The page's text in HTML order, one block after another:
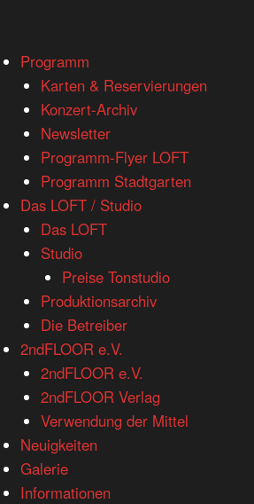
www.loftkoeln.de
navigation
Skip
content
Programm
Karten & Reservierungen
Konzert-Archiv
Newsletter
Programm-Flyer LOFT
Programm Stadtgarten
Das LOFT / Studio
Das LOFT
Studio
Preise Tonstudio
Produktionsarchiv
Die Betreiber
2ndFLOOR e.V.
2ndFLOOR e.V.
2ndFLOOR Verlag
Verwendung der Mittel
Neuigkeiten
Galerie
Informationen